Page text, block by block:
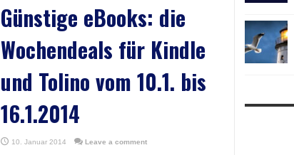
Günstige eBooks: die
Wochendeals für Kindle
und Tolino vom 10.1. bis
16.1.2014
10. Januar 2014 Leave a comment